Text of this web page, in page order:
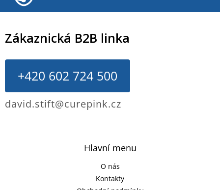
Hlavní menu
O nás
Kontakty
Zákaznická B2B linka
+420 602 724 500
david.stift@curepink.cz